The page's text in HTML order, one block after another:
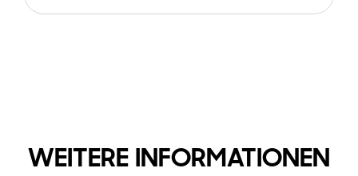
WEITERE INFORMATIONEN